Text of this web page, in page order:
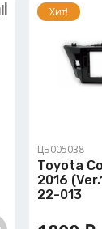
Хит!
ЦБ005038
Toyota
2016
22-013